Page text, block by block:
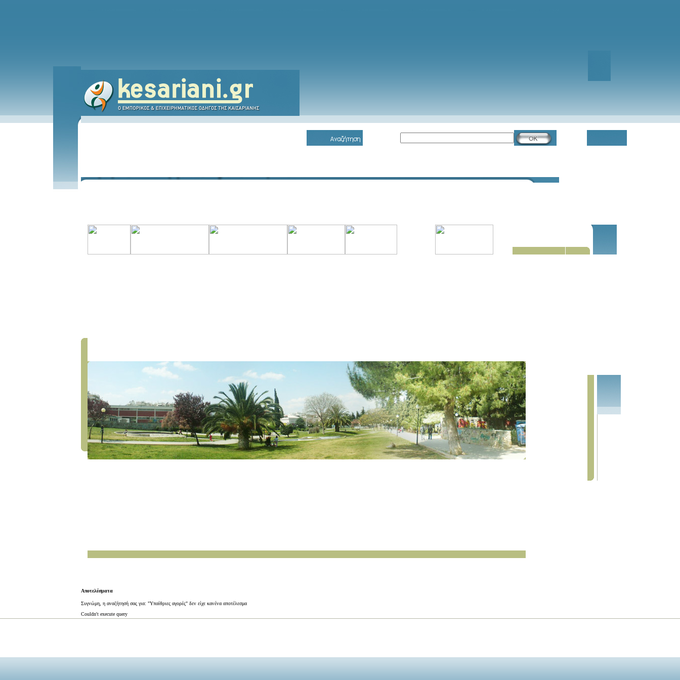
Αποτελέσματα
Συγνώμη, η αναζήτησή σας για: "Υπαίθριες αγορές" δεν είχε κανένα αποτέλεσμα
Couldn't execute query